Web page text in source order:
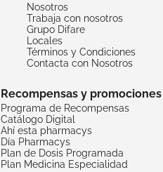
Nosotros
Trabaja con nosotros
Grupo Difare
Locales
Términos y Condiciones
Contacta con Nosotros
Recompensas y promociones
Programa de Recompensas
Catálogo Digital
Ahí esta pharmacys
Día Pharmacys
Plan de Dosis Programada
Plan Medicina Especialidad